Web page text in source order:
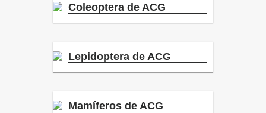
Coleoptera de ACG
Lepidoptera de ACG
Mamíferos de ACG